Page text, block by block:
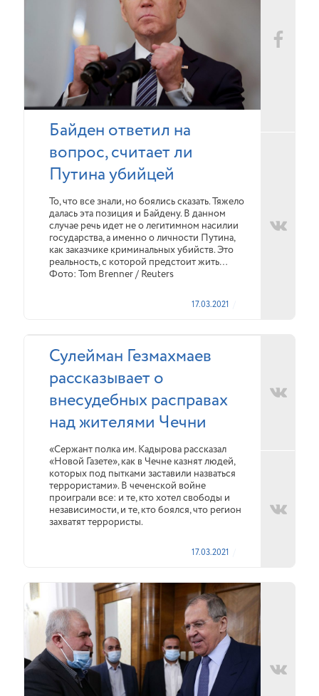
Байден ответил на
вопрос, считает ли
Путина убийцей
То, что все знали, но боялись сказать. Тяжело
далась эта позиция и Байдену. В данном
случае речь идет не о легитимном насилии
государства, а именно о личности Путина,
как заказчике криминальных убийств. Это
реальность, с которой предстоит жить…
Фото: Tom Brenner / Reuters
17.03.2021
Сулейман Гезмахмаев
рассказывает о
внесудебных расправах
над жителями Чечни
«Сержант полка им. Кадырова рассказал
«Новой Газете», как в Чечне казнят людей,
которых под пытками заставили назваться
террористами». В чеченской войне
проиграли все: и те, кто хотел свободы и
независимости, и те, кто боялся, что регион
захватят террористы.
17.03.2021